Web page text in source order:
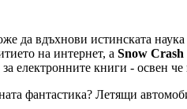
да вдъхнови истинската
на интернет, а Snow Crash
електронните книги - освен
фантастика? Летящи